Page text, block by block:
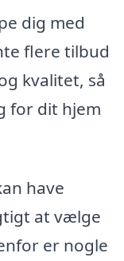
dig med
flere tilbud
kvalitet, så
for dit hjem
have
at vælge
er nogle